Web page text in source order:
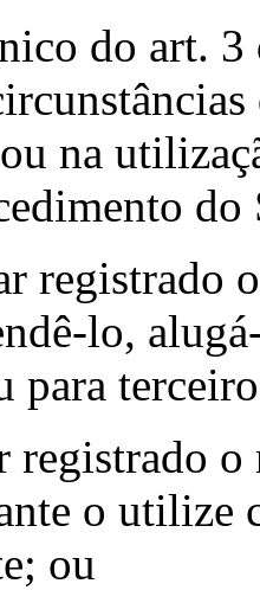
do art. 3
na
registrado
lo,
para
registrado
o
ou